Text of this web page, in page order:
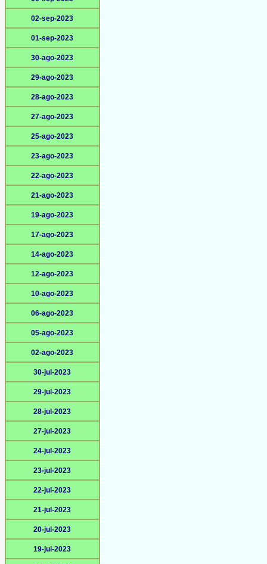
02-sep-2023
01-sep-2023
30-ago-2023
29-ago-2023
28-ago-2023
27-ago-2023
25-ago-2023
23-ago-2023
22-ago-2023
21-ago-2023
19-ago-2023
17-ago-2023
14-ago-2023
12-ago-2023
10-ago-2023
06-ago-2023
05-ago-2023
02-ago-2023
30-jul-2023
29-jul-2023
28-jul-2023
27-jul-2023
24-jul-2023
23-jul-2023
22-jul-2023
21-jul-2023
20-jul-2023
19-jul-2023